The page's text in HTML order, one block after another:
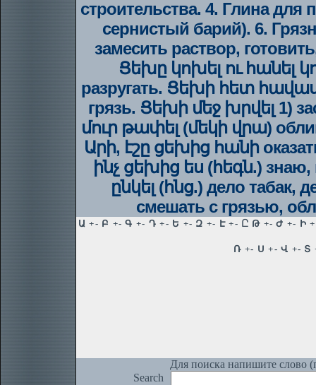
строительства. 4. Глина
сернистый барий). 6.
замесить раствор,
Ցեխը կոխել ու հանել
разругать. Ցեխի հետ
грязь. Ցեխի մեջ խրվել 1)
մուր թափել (մեկի վրա)
Արի, էշը ցեխից հանի
ինչ ցեխից ես (հեգն.)
ընկել (հնց.) дело
смешать с грязью,
Для поиска напишите слово
Search